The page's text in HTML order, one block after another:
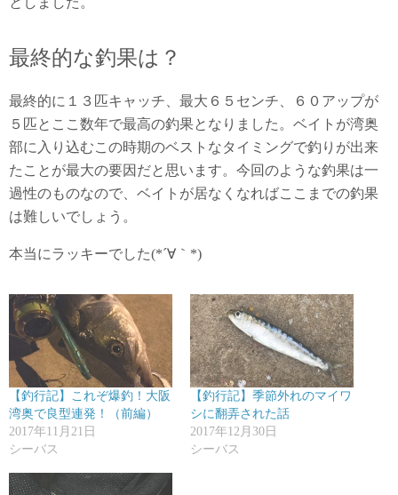
最終的な釣果は？
最終的に１３匹キャッチ、最大６５センチ、６０アップが
５匹とここ数年で最高の釣果となりました。ベイトが湾奥
部に入り込むこの時期のベストなタイミングで釣りが出来
たことが最大の要因だと思います。今回のような釣果は一
過性のものなので、ベイトが居なくなればここまでの釣果
は難しいでしょう。
本当にラッキーでした(*´∀｀*)
【釣行記】これぞ爆釣！大阪
湾奥で良型連発！（前編）
2017年11月21日
シーバス
【釣行記】季節外れのマイワ
シに翻弄された話
2017年12月30日
シーバス